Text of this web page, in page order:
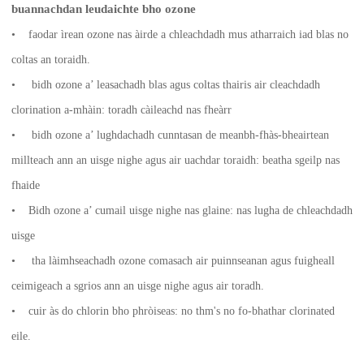
buannachdan leudaichte bho ozone
• faodar ìrean ozone nas àirde a chleachdadh mus atharraich iad blas no
coltas an toraidh.
• bidh ozone a’ leasachadh blas agus coltas thairis air cleachdadh
clorination a-mhàin: toradh càileachd nas fheàrr
• bidh ozone a’ lughdachadh cunntasan de meanbh-fhàs-bheairtean
millteach ann an uisge nighe agus air uachdar toraidh: beatha sgeilp nas
fhaide
• Bidh ozone a’ cumail uisge nighe nas glaine: nas lugha de chleachdadh
uisge
• tha làimhseachadh ozone comasach air puinnseanan agus fuigheall
ceimigeach a sgrios ann an uisge nighe agus air toradh.
• cuir às do chlorin bho phròiseas: no thm's no fo-bhathar clorinated
eile.